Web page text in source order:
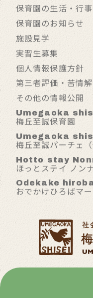
保育園の生活・行事
保育園のお知らせ
施設見学
実習生募集
個人情報保護方針
第三者評価・苦情
その他の情報公開
Umegaoka
梅丘至誠保育園
Umegaoka
梅丘至誠パーチェ（
Hotto stay
ほっとステイ ノン
Odekake
おでかけひろばマ